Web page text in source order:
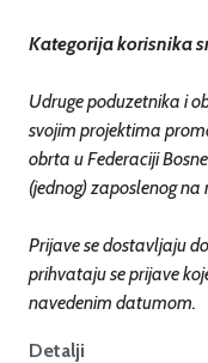
Kategorija korisnika
Udruge poduzetnika i
svojim projektima
obrta u Federaciji
(jednog) zaposlenog na
Prijave se dostavljaju
prihvataju se prijave
navedenim datumom.
Detalji